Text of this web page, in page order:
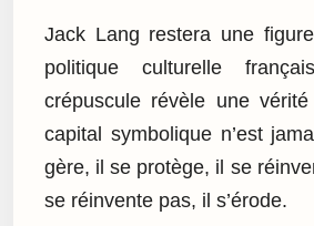
Jack Lang restera une
politique culturelle
crépuscule révèle une
capital symbolique n’est
gère, il se protège, il se
se réinvente pas, il s’érode.